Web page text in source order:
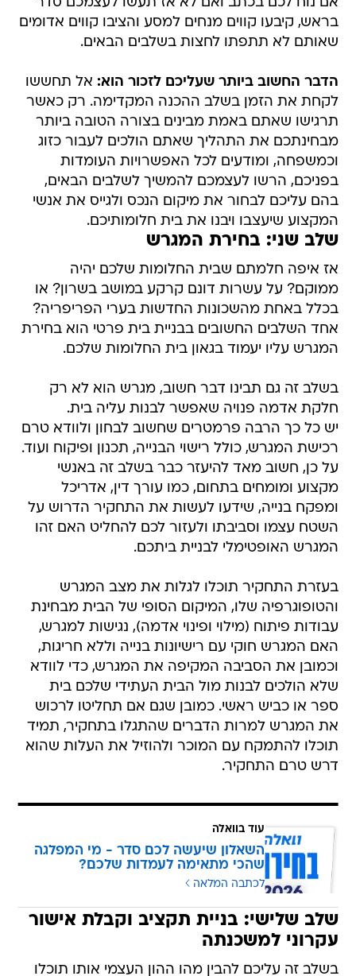
בראש, קיבעו קווים מנחים למסע והציבו קווים אדומים
שאותם לא תתפתו לחצות בשלבים הבאים.
הדבר החשוב ביותר שעליכם לזכור הוא: אל תחששו
לקחת את הזמן בשלב ההכנה המקדימה. רק כאשר
תרגישו שאתם באמת מבינים בצורה הטובה ביותר
מבחינתכם את התהליך שאתם הולכים לעבור כזוג
וכמשפחה, ומודעים לכל האפשרויות העומדות
בפניכם, הרשו לעצמכם להמשיך לשלבים הבאים,
בהם עליכם לבחור את מיקום הנכס ולגייס את אנשי
המקצוע שיעצבו ויבנו את בית חלומותיכם.
שלב שני: בחירת המגרש
אז איפה חלמתם שבית החלומות שלכם יהיה
ממוקם? על עשרות דונם קרקע במושב בשרון? או
בכלל באחת מהשכונות החדשות בערי הפריפריה?
אחד השלבים החשובים בבניית בית פרטי הוא בחירת
המגרש עליו יעמוד בגאון בית החלומות שלכם.
בשלב זה גם תבינו דבר חשוב, מגרש הוא לא רק
חלקת אדמה פנויה שאפשר לבנות עליה בית.
יש כל כך הרבה פרמטרים שחשוב לבחון ולוודא טרם
רכישת המגרש, כולל רישוי הבנייה, תכנון ופיקוח ועוד.
על כן, חשוב מאד להיעזר כבר בשלב זה באנשי
מקצוע ומומחים בתחום, כמו עורך דין, אדריכל
ומפקח בנייה, שידעו לעשות את התחקיר הדרוש על
השטח עצמו וסביבתו ולעזור לכם להחליט האם זהו
המגרש האופטימלי לבניית ביתכם.
בעזרת התחקיר תוכלו לגלות את מצב המגרש
והטופוגרפיה שלו, המיקום הסופי של הבית מבחינת
עבודות פיתוח (מילוי ופינוי אדמה), נגישות למגרש,
האם המגרש חוקי עם רישיונות בנייה וללא חריגות,
וכמובן את הסביבה המקיפה את המגרש, כדי לוודא
שלא הולכים לבנות מול הבית העתידי שלכם בית
ספר או כביש ראשי. כמובן שגם אם תחליטו לרכוש
את המגרש למרות הדברים שהתגלו בתחקיר, תמיד
תוכלו להתמקח עם המוכר ולהוזיל את העלות שהוא
דרש טרם התחקיר.
עוד בוואלה
השאלון שיעשה לכם סדר - מי המפלגה
שהכי מתאימה לעמדות שלכם?
לכתבה המלאה
שלב שלישי: בניית תקציב וקבלת אישור
עקרוני למשכנתה
בשלב זה עליכם להבין מהו ההון העצמי אותו תוכלו